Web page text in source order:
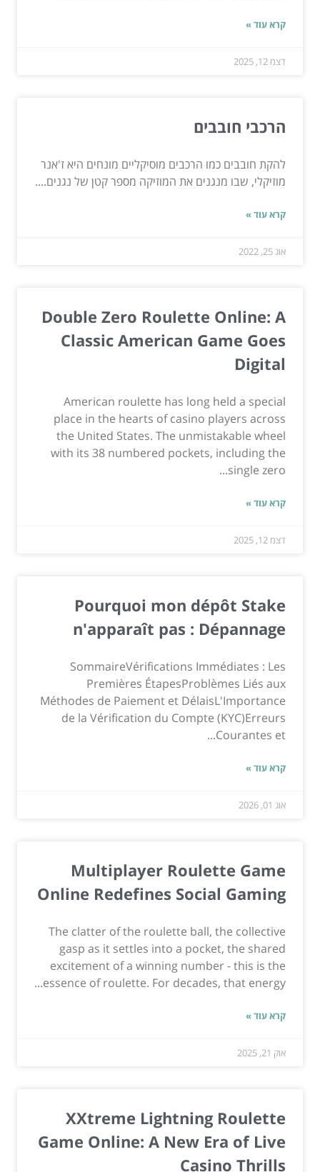
קרא עוד »
דצמ 12, 2025
הרכבי חובבים
להקת חובבים כמו הרכבים מוסיקליים מונחים היא ז'אנר
מוזיקלי, שבו מנגנים את המוזיקה מספר קטן של נגנים....
קרא עוד »
אוג 25, 2022
Double Zero Roulette Online: A
Classic American Game Goes
Digital
American roulette has long held a special
place in the hearts of casino players across
the United States. The unmistakable wheel
with its 38 numbered pockets, including the
single zero...
קרא עוד »
דצמ 12, 2025
Pourquoi mon dépôt Stake
n'apparaît pas : Dépannage
SommaireVérifications Immédiates : Les
Premières ÉtapesProblèmes Liés aux
Méthodes de Paiement et DélaisL'Importance
de la Vérification du Compte (KYC)Erreurs
Courantes et...
קרא עוד »
אוג 01, 2026
Multiplayer Roulette Game
Online Redefines Social Gaming
The clatter of the roulette ball, the collective
gasp as it settles into a pocket, the shared
excitement of a winning number - this is the
essence of roulette. For decades, that energy...
קרא עוד »
אוק 21, 2025
XXtreme Lightning Roulette
Game Online: A New Era of Live
Casino Thrills